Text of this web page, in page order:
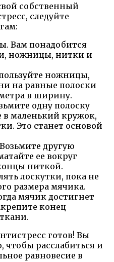
собственный
следуйте
Вам понадобится
ножницы, нитки и
ножницы,
на равные полоски
в ширину.
одну полоску
в маленький кружок,
Это станет основой
другую
ее вокруг
ниткой.
лоскутки, пока не
размера мячика.
мячик достигнет
конец
готов! Вы
чтобы расслабиться и
равновесие в